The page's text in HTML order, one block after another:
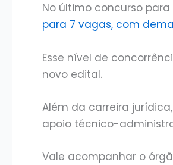
No último concurso
para 7 vagas, com
Esse nível de
novo edital.
Além da carreira
apoio técnico-
Vale acompanhar o